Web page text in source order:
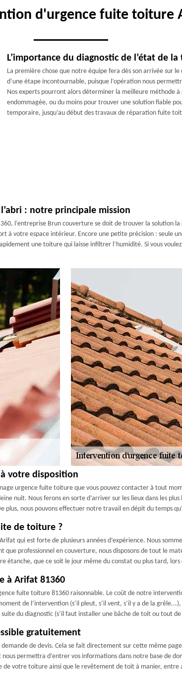
d'urgence fuite toiture
L’importance du diagnostic de l’état de
La première chose que notre équipe fera dès son arrivée sur
d’une étape incontournable, puisque l’opération nous
Nos experts pourront alors déterminer la meilleure
endommagée, ou du moins pour trouver une solution fiable
temporaire, jusqu’au début des travaux de réparation fuite
: notre principale mission
l’entreprise Brun couverture se doit de trouver la solution
à votre espace intérieur. Encore une petite précision : seule
une toiture qui laisse infiltrer l’humidité. Si vous
votre disposition
urgence fuite toiture que vous pouvez contacter à tout
nuit. Nous ferons en sorte d’arriver sur les lieux dans les
plus, nous pouvons effectuer notre travail en dépit du temps
de toiture ?
qui est forte de plusieurs années d’expérience. Nous
professionnel en couverture, nous disposons de tout le
que ce soit le jour même du constat ou plus tard,
à Arifat 81360
fuite toiture 81360 raisonnable. Le coût de notre
de l’intervention (s’il pleut, s’il vent, s’il y a de la
du diagnostic (s’il faut installer une bâche de toit ou tout
gratuitement
de devis. Cela se fait directement sur cette même
permettra d’entrer vos informations dans notre base de
de votre toiture ainsi que le revêtement de toit à manier, entre